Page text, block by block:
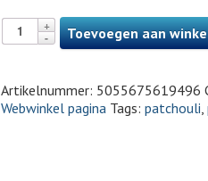
Toevoegen aan
Artikelnummer: 5055675619496
Webwinkel pagina Tags:patchouli,